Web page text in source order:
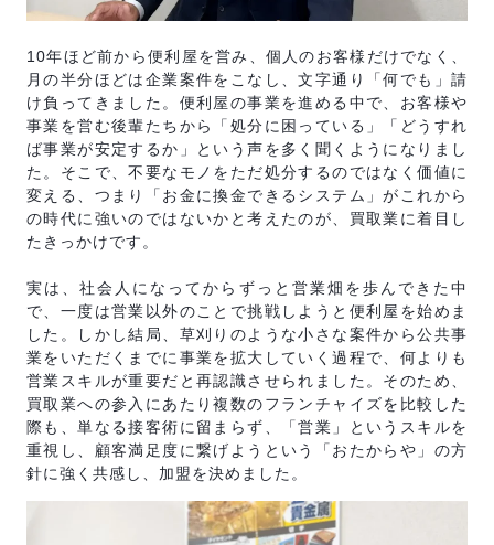
10年ほど前から便利屋を営み、個人のお客様だけでなく、
月の半分ほどは企業案件をこなし、文字通り「何でも」請
け負ってきました。便利屋の事業を進める中で、お客様や
事業を営む後輩たちから「処分に困っている」「どうすれ
ば事業が安定するか」という声を多く聞くようになりまし
た。そこで、不要なモノをただ処分するのではなく価値に
変える、つまり「お金に換金できるシステム」がこれから
の時代に強いのではないかと考えたのが、買取業に着目し
たきっかけです。
実は、社会人になってからずっと営業畑を歩んできた中
で、一度は営業以外のことで挑戦しようと便利屋を始めま
した。しかし結局、草刈りのような小さな案件から公共事
業をいただくまでに事業を拡大していく過程で、何よりも
営業スキルが重要だと再認識させられました。そのため、
買取業への参入にあたり複数のフランチャイズを比較した
際も、単なる接客術に留まらず、「営業」というスキルを
重視し、顧客満足度に繋げようという「おたからや」の方
針に強く共感し、加盟を決めました。